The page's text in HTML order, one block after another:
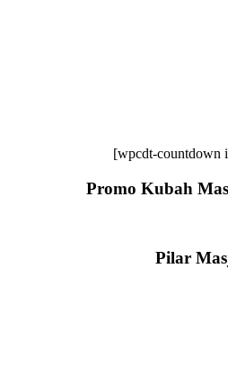
[wpcdt-countdown
Promo Kubah
Pilar